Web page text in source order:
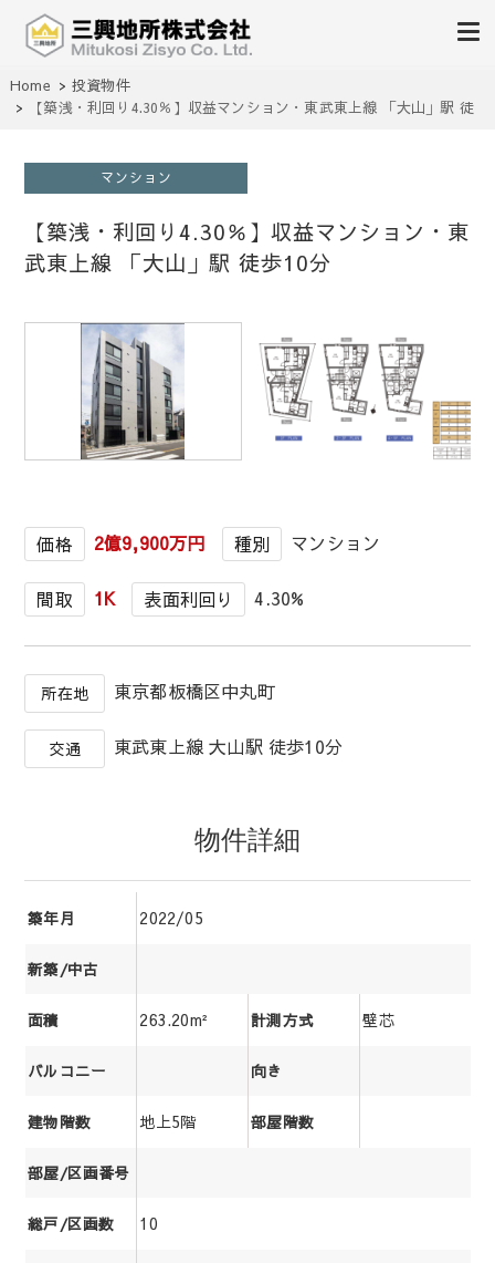
三興地所株式会社
不動産の売買、賃貸、仲介、管理
Home
投資物件
【築浅・利回り4.30％】収益マンション・東武東上線 「大山」駅 徒
マンション
【築浅・利回り4.30％】収益マンション・東
武東上線 「大山」駅 徒歩10分
1/
価格 2億9,900万円 種別 マンション
間取 1K 表面利回り 4.30%
所在地 東京都板橋区中丸町
交通 東武東上線 大山駅 徒歩10分
物件詳細
築年月 2022/05
新築/中古
面積 263.20m² 計測方式 壁芯
バルコニー 向き
建物階数 地上5階 部屋階数
部屋/区画番号
総戸/区画数 10